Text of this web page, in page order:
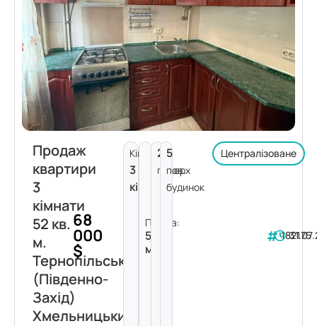
Продаж
квартири
3
кімнати
52 кв.
м.
Тернопільська
(Південно-
Захід)
Хмельницький
68
000
$
Кімнат:
3
кімнати
Площа:
52
м²
2
поверх
5
пов.
будинок
Централізоване
182175